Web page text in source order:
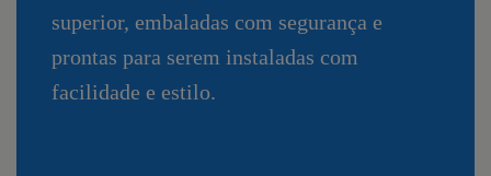
superior, embaladas com segurança e
prontas para serem instaladas com
facilidade e estilo.